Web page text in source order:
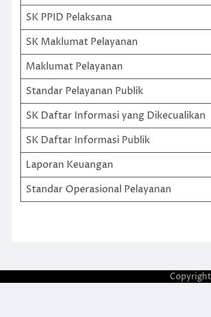
SK PPID Pelaksana
SK Maklumat Pelayanan
Maklumat Pelayanan
Standar Pelayanan Publik
SK Daftar Informasi yang Dikecualikan
SK Daftar Informasi Publik
Laporan Keuangan
Standar Operasional Pelayanan